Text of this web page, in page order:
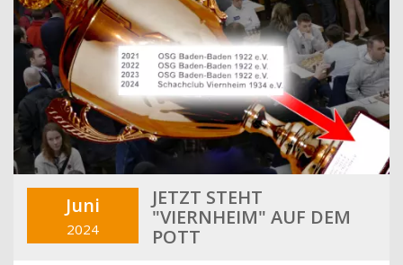
Juni
2024
JETZT STEHT
"VIERNHEIM" AUF DEM
POTT